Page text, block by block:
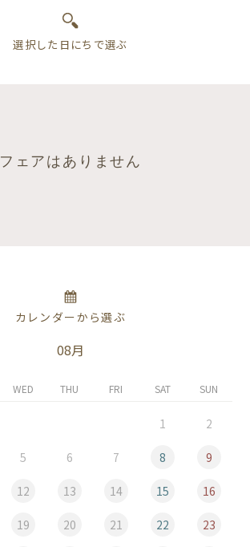
フェアはありません
カレンダーから選ぶ
08月
WED THU FRI SAT SUN
1 2
5 6 7 8 9
12 13 14 15 16
19 20 21 22 23